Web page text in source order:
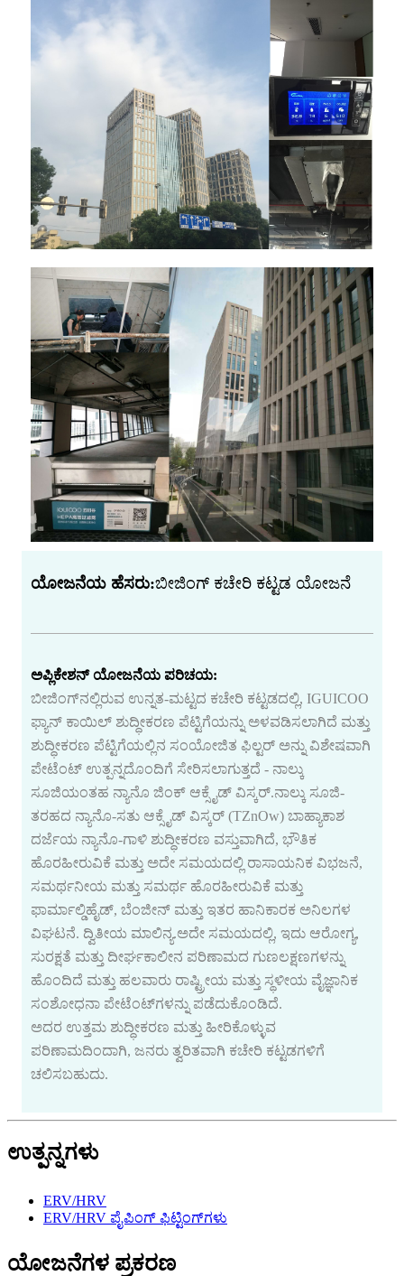
ಯೋಜನೆಯ ಹೆಸರು:ಬೀಜಿಂಗ್ ಕಚೇರಿ ಕಟ್ಟಡ ಯೋಜನೆ
ಅಪ್ಲಿಕೇಶನ್ ಯೋಜನೆಯ ಪರಿಚಯ:
ಬೀಜಿಂಗ್‌ನಲ್ಲಿರುವ ಉನ್ನತ-ಮಟ್ಟದ ಕಚೇರಿ ಕಟ್ಟಡದಲ್ಲಿ, IGUICOO
ಫ್ಯಾನ್ ಕಾಯಿಲ್ ಶುದ್ಧೀಕರಣ ಪೆಟ್ಟಿಗೆಯನ್ನು ಅಳವಡಿಸಲಾಗಿದೆ ಮತ್ತು
ಶುದ್ಧೀಕರಣ ಪೆಟ್ಟಿಗೆಯಲ್ಲಿನ ಸಂಯೋಜಿತ ಫಿಲ್ಟರ್ ಅನ್ನು ವಿಶೇಷವಾಗಿ
ಪೇಟೆಂಟ್ ಉತ್ಪನ್ನದೊಂದಿಗೆ ಸೇರಿಸಲಾಗುತ್ತದೆ - ನಾಲ್ಕು
ಸೂಜಿಯಂತಹ ನ್ಯಾನೊ ಜಿಂಕ್ ಆಕ್ಸೈಡ್ ವಿಸ್ಕರ್.ನಾಲ್ಕು ಸೂಜಿ-
ತರಹದ ನ್ಯಾನೊ-ಸತು ಆಕ್ಸೈಡ್ ವಿಸ್ಕರ್ (TZnOw) ಬಾಹ್ಯಾಕಾಶ
ದರ್ಜೆಯ ನ್ಯಾನೊ-ಗಾಳಿ ಶುದ್ಧೀಕರಣ ವಸ್ತುವಾಗಿದೆ, ಭೌತಿಕ
ಹೊರಹೀರುವಿಕೆ ಮತ್ತು ಅದೇ ಸಮಯದಲ್ಲಿ ರಾಸಾಯನಿಕ ವಿಭಜನೆ,
ಸಮರ್ಥನೀಯ ಮತ್ತು ಸಮರ್ಥ ಹೊರಹೀರುವಿಕೆ ಮತ್ತು
ಫಾರ್ಮಾಲ್ಡಿಹೈಡ್, ಬೆಂಜೀನ್ ಮತ್ತು ಇತರ ಹಾನಿಕಾರಕ ಅನಿಲಗಳ
ವಿಘಟನೆ. ದ್ವಿತೀಯ ಮಾಲಿನ್ಯ.ಅದೇ ಸಮಯದಲ್ಲಿ, ಇದು ಆರೋಗ್ಯ,
ಸುರಕ್ಷತೆ ಮತ್ತು ದೀರ್ಘಕಾಲೀನ ಪರಿಣಾಮದ ಗುಣಲಕ್ಷಣಗಳನ್ನು
ಹೊಂದಿದೆ ಮತ್ತು ಹಲವಾರು ರಾಷ್ಟ್ರೀಯ ಮತ್ತು ಸ್ಥಳೀಯ ವೈಜ್ಞಾನಿಕ
ಸಂಶೋಧನಾ ಪೇಟೆಂಟ್‌ಗಳನ್ನು ಪಡೆದುಕೊಂಡಿದೆ.
ಅದರ ಉತ್ತಮ ಶುದ್ಧೀಕರಣ ಮತ್ತು ಹೀರಿಕೊಳ್ಳುವ
ಪರಿಣಾಮದಿಂದಾಗಿ, ಜನರು ತ್ವರಿತವಾಗಿ ಕಚೇರಿ ಕಟ್ಟಡಗಳಿಗೆ
ಚಲಿಸಬಹುದು.
ಉತ್ಪನ್ನಗಳು
ERV/HRV
ERV/HRV ಪೈಪಿಂಗ್ ಫಿಟ್ಟಿಂಗ್‌ಗಳು
ಯೋಜನೆಗಳ ಪ್ರಕರಣ